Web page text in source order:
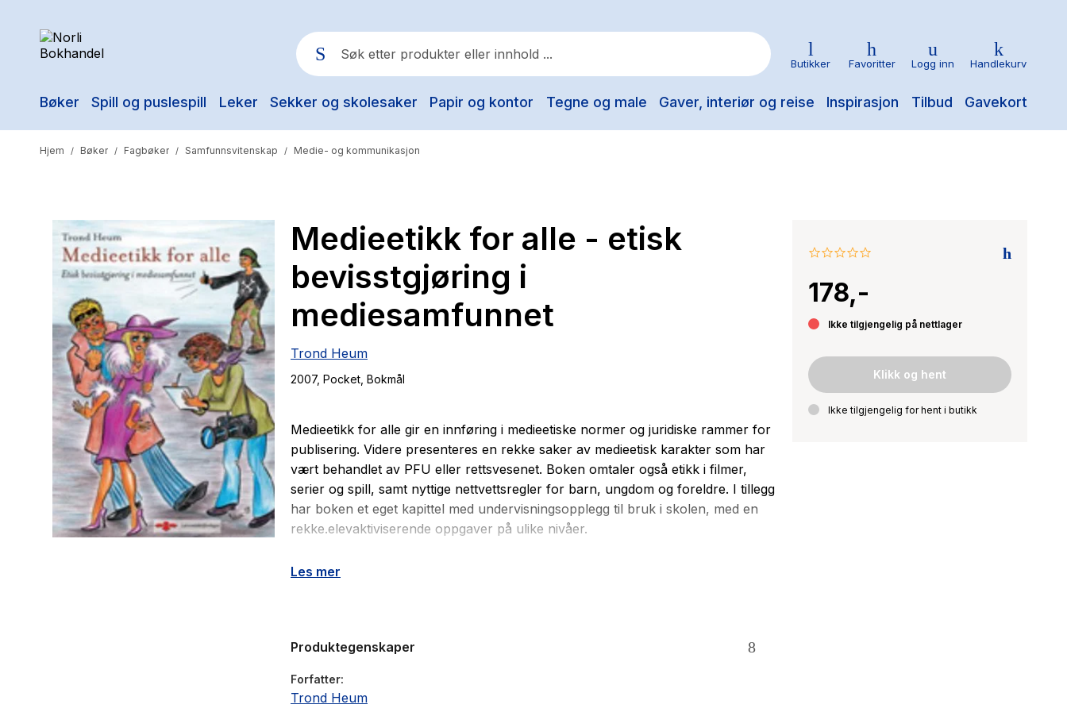
Bøker Spill og puslespill Leker Sekker og skolesaker Papir og kontor Tegne og male Gaver, interiør og reise Inspirasjon Tilbud Gavekort
Populære søk
Yesteryear
Hitster
Hypopressiv trening
The Housemaid
Butikker Favoritter Logg inn Handlekurv
Hjem / Bøker / Fagbøker / Samfunnsvitenskap / Medie- og kommunikasjon
Medieetikk for alle - etisk
bevisstgjøring i
mediesamfunnet
Trond Heum
2007, Pocket , Bokmål
0.0
rating
178,-
Ikke tilgjengelig på nettlager
Klikk og hent
Ikke tilgjengelig for hent i butikk
Medieetikk for alle gir en innføring i medieetiske normer og juridiske rammer for
publisering. Videre presenteres en rekke saker av medieetisk karakter som har
vært behandlet av PFU eller rettsvesenet. Boken omtaler også etikk i filmer,
serier og spill, samt nyttige nettvettsregler for barn, ungdom og foreldre. I tillegg
har boken et eget kapittel med undervisningsopplegg til bruk i skolen, med en
rekke.elevaktiviserende oppgaver på ulike nivåer.
Boken vil være nyttig for lærere og foreldre som skal veilede unge mennesker i
Medieetikk er ikke lenger bare et anliggende for profesjonelle medier og deres
magasiner, radio og fjernsyn, og nye medier som mobiltelefoner og Internett -
gjør det nødvendig at vi alle evner å reflektere kritisk omkring hva vi leser,
Les mer
Produktegenskaper
Forfatter
Trond Heum